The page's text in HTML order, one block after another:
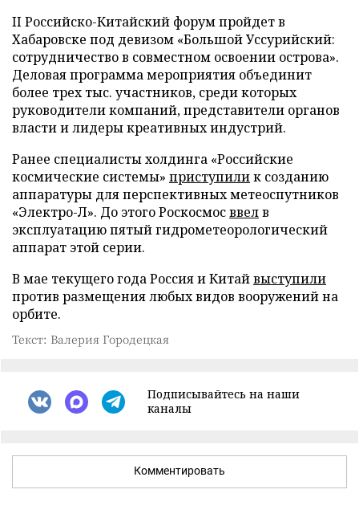
II Российско-Китайский форум пройдет в
Хабаровске под девизом «Большой Уссурийский:
сотрудничество в совместном освоении острова».
Деловая программа мероприятия объединит
более трех тыс. участников, среди которых
руководители компаний, представители органов
власти и лидеры креативных индустрий.
Ранее специалисты холдинга «Российские
космические системы» приступилик созданию
аппаратуры для перспективных метеоспутников
«Электро-Л». До этого Роскосмосввелв
эксплуатацию пятый гидрометеорологический
аппарат этой серии.
В мае текущего года Россия и Китайвыступили
против размещения любых видов вооружений на
орбите.
Текст: Валерия Городецкая
Подписывайтесь на наши
каналы
Комментировать